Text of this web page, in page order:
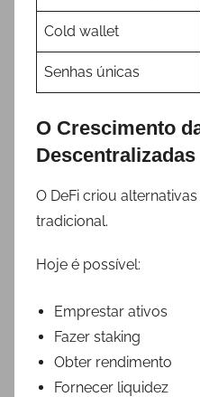
Cold wallet
Senhas únicas
O Crescimento
Descentralizadas
O DeFi criou
tradicional.
Hoje é possível:
Emprestar ativos
Fazer staking
Obter rendimento
Fornecer liquidez